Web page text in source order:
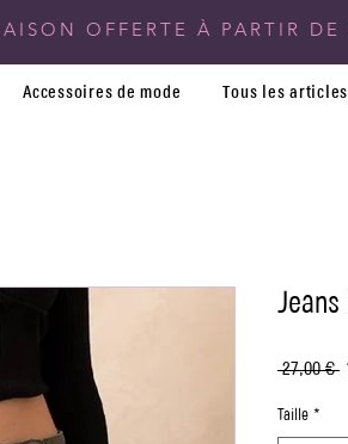
OFFERTE À PARTIR DE
Accessoires de mode Tous les articles
27,00 €
Taille *